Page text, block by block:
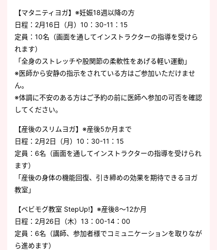
【マタニティヨガ】※妊娠18週以降の方
日程：2月16日（月）10：30-11：15
定員：10名（画面を通してインストラクターの指導を受けら
れます）
「全身のストレッチや股関節の柔軟性をあげる軽い運動」
※医師から安静の指示をされている方はご参加いただけませ
ん。
※体調に不安のある方はご予約の前に医師へ参加の可否を確認
してください。
【産後のスリムヨガ】※産後5か月まで
日程：2月2日（月）10：30-11：15
定員：6名（画面を通してインストラクターの指導を受けられ
ます）
「産後の身体の機能回復、引き締めの効果を期待できるヨガ
教室」
【ベビモグ教室 StepUp!】※産後8～12か月
日程：2月26日（木）13：00-14：00
定員：6名（講師、参加者様でコミュニケーションを取りなが
ら進めます）